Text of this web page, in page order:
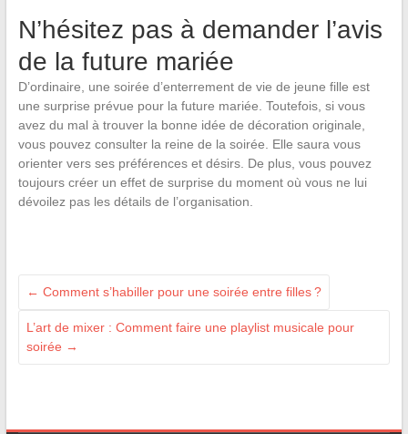
N’hésitez pas à demander l’avis
de la future mariée
D’ordinaire, une soirée d’enterrement de vie de jeune fille est
une surprise prévue pour la future mariée. Toutefois, si vous
avez du mal à trouver la bonne idée de décoration originale,
vous pouvez consulter la reine de la soirée. Elle saura vous
orienter vers ses préférences et désirs. De plus, vous pouvez
toujours créer un effet de surprise du moment où vous ne lui
dévoilez pas les détails de l’organisation.
← Comment s’habiller pour une soirée entre filles ?
L’art de mixer : Comment faire une playlist musicale pour
soirée →